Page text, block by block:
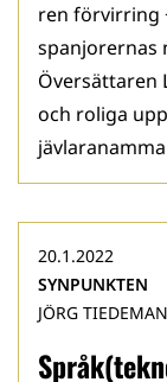
ren förvirring
spanjorernas
Översättaren
och roliga
20.1.2022
SYNPUNKTEN
JÖRG